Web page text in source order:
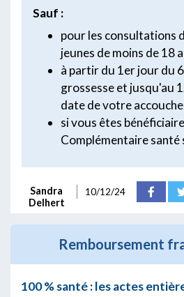
Sauf :
pour les consultations
jeunes de moins de 18
à partir du 1er jour du
grossesse et jusqu'au
date de votre
si vous êtes
Complémentaire santé
Sandra
Delhert
10/12/24
Remboursement
100 % santé : les actes